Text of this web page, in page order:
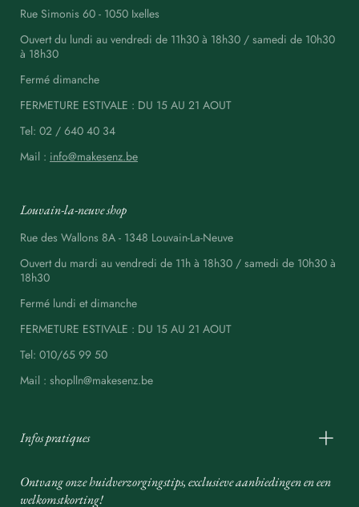
Rue Simonis 60 - 1050 Ixelles
Ouvert du lundi au vendredi de 11h30 à 18h30 / samedi de 10h30
à 18h30
Fermé dimanche
FERMETURE ESTIVALE : DU 15 AU 21 AOUT
Tel: 02 / 640 40 34
Mail : info@makesenz.be
Louvain-la-neuve shop
Rue des Wallons 8A - 1348 Louvain-La-Neuve
Ouvert du mardi au vendredi de 11h à 18h30 / samedi de 10h30 à
18h30
Fermé lundi et dimanche
FERMETURE ESTIVALE : DU 15 AU 21 AOUT
Tel: 010/65 99 50
Mail : shoplln@makesenz.be
Infos pratiques
Ontvang onze huidverzorgingstips, exclusieve aanbiedingen en een
welkomstkorting!